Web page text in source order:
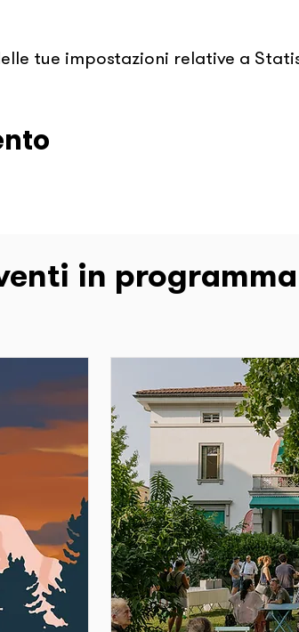
tue impostazioni relative a
in programma